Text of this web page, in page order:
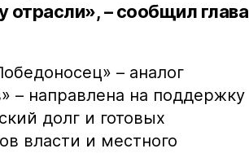
– сообщил глава
– аналог
– направлена на поддержку
долг и готовых
власти и местного